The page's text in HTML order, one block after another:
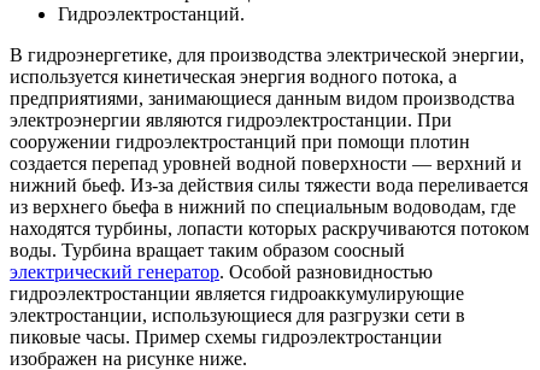
Гидроэлектростанций.
В гидроэнергетике, для производства электрической энергии,
используется кинетическая энергия водного потока, а
предприятиями, занимающиеся данным видом производства
электроэнергии являются гидроэлектростанции. При
сооружении гидроэлектростанций при помощи плотин
создается перепад уровней водной поверхности — верхний и
нижний бьеф. Из-за действия силы тяжести вода переливается
из верхнего бьефа в нижний по специальным водоводам, где
находятся турбины, лопасти которых раскручиваются потоком
воды. Турбина вращает таким образом соосный
электрический генератор. Особой разновидностью
гидроэлектростанции является гидроаккумулирующие
электростанции, использующиеся для разгрузки сети в
пиковые часы. Пример схемы гидроэлектростанции
изображен на рисунке ниже.